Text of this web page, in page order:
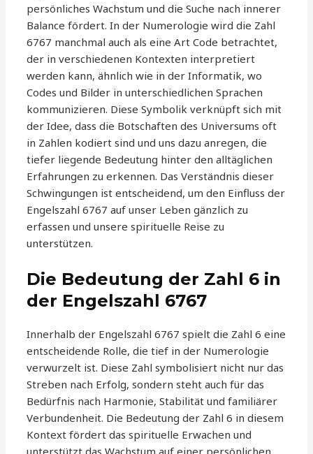
persönliches Wachstum und die Suche nach innerer
Balance fördert. In der Numerologie wird die Zahl
6767 manchmal auch als eine Art Code betrachtet,
der in verschiedenen Kontexten interpretiert
werden kann, ähnlich wie in der Informatik, wo
Codes und Bilder in unterschiedlichen Sprachen
kommunizieren. Diese Symbolik verknüpft sich mit
der Idee, dass die Botschaften des Universums oft
in Zahlen kodiert sind und uns dazu anregen, die
tiefer liegende Bedeutung hinter den alltäglichen
Erfahrungen zu erkennen. Das Verständnis dieser
Schwingungen ist entscheidend, um den Einfluss der
Engelszahl 6767 auf unser Leben gänzlich zu
erfassen und unsere spirituelle Reise zu
unterstützen.
Die Bedeutung der Zahl 6 in
der Engelszahl 6767
Innerhalb der Engelszahl 6767 spielt die Zahl 6 eine
entscheidende Rolle, die tief in der Numerologie
verwurzelt ist. Diese Zahl symbolisiert nicht nur das
Streben nach Erfolg, sondern steht auch für das
Bedürfnis nach Harmonie, Stabilität und familiärer
Verbundenheit. Die Bedeutung der Zahl 6 in diesem
Kontext fördert das spirituelle Erwachen und